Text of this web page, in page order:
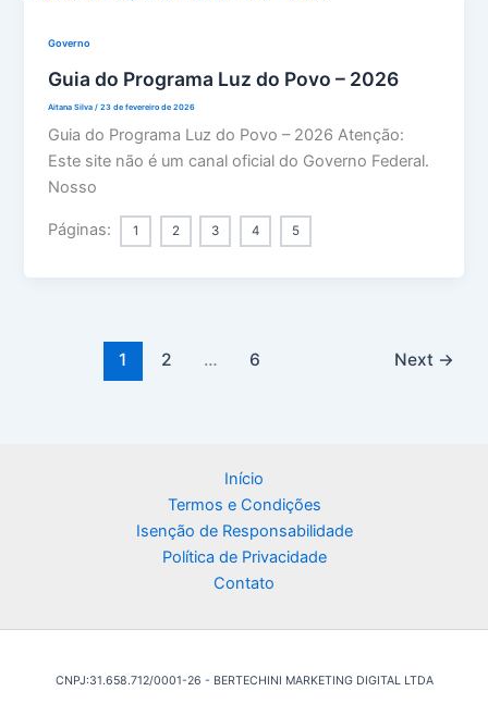
Governo
Guia do Programa Luz do Povo – 2026
Aitana Silva/23 de fevereiro de 2026
Guia do Programa Luz do Povo – 2026 Atenção:
Este site não é um canal oficial do Governo Federal.
Nosso
Páginas: 1 2 3 4 5
1 2 … 6 Next →
Início
Termos e Condições
Isenção de Responsabilidade
Política de Privacidade
Contato
CNPJ:31.658.712/0001-26 - BERTECHINI MARKETING DIGITAL LTDA